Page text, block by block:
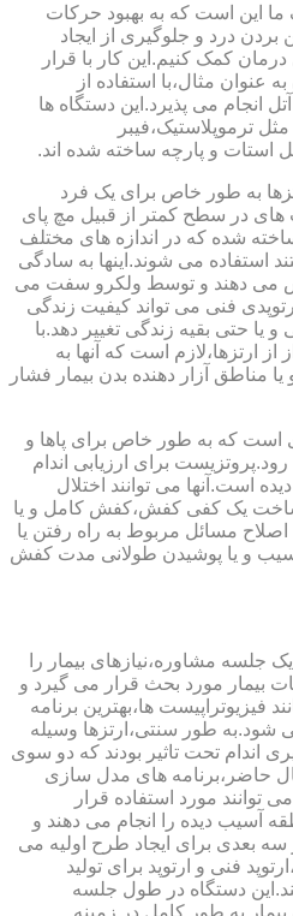
این است که به بهبود حرکات
بردن درد و جلوگیری از ایجاد
کمک کنیم.این کار با قرار
عنوان مثال،با استفاده از
انجام می پذیرد.این دستگاه ها
ترموپلاستیک،فیبر
استات و پارچه ساخته شده اند.
به طور خاص برای یک فرد
در سطح کمتر از قبیل مچ پای
شده که در اندازه های مختلف
استفاده می شوند.اینها به سادگی
می دهند و توسط ولکرو سفت می
فنی می تواند کیفیت زندگی
یا حتی بقیه زندگی تغییر دهد.با
ارتزها،لازم است که آنها به
مناطق آزار دهنده بدن بیمار فشار
است که به طور خاص برای پاها و
برای ارزیابی اندام
است.آنها می توانند اختلال
ساخت یک کفی کفش،کفش کامل و یا
مسائل مربوط به راه رفتن یا
و یا پوشیدن طولانی مدت کفش
جلسه مشاوره،نیازهای بیمار را
بیمار مورد بحث قرار می گیرد و
فیزیوتراپیست ها،بهترین برنامه
شود.به طور سنتی،ارتزها وسیله
اندام تحت تاثیر بودند که دو سوی
حاضر،برنامه های مدل سازی
کامپیوتری مانند CAD و CAM می توانند مورد استفاده قرار
آسیب دیده را انجام می دهند و
بعدی برای ایجاد طرح اولیه می
فنی و ارتوپد برای تولید
دستگاه در طول جلسه
به طور کامل در زمینه